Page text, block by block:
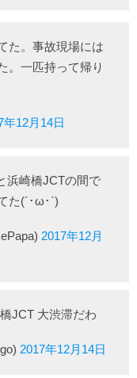
た。事故現場には
。一匹持って帰り
年12月14日
浜崎橋JCTの間で
た(´･ω･`)
2017年12月
JCT 大渋滞だわ
2017年12月14日